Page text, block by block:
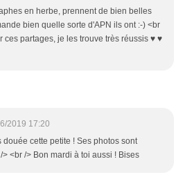
en herbe, prennent de bien belles
bien quelle sorte d'APN ils ont :-) <br
ces partages, je les trouve très réussis ♥ ♥
2019 17:20
douée cette petite ! Ses photos sont
<br /> Bon mardi à toi aussi ! Bises